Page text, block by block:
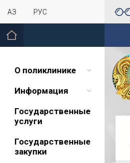
ҚАЗ РУС
О поликлинике
Информация
Государственные
услуги
Государственные
закупки